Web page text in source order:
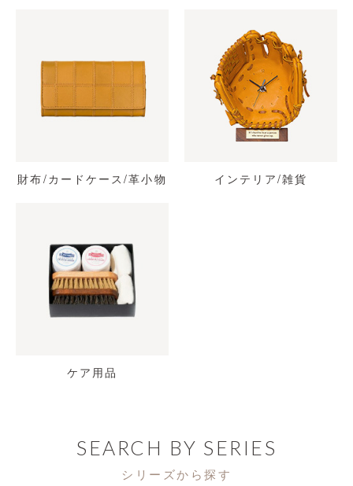
財布/カードケース/革小物 インテリア/雑貨
ケア用品
SEARCH BY SERIES
シリーズから探す